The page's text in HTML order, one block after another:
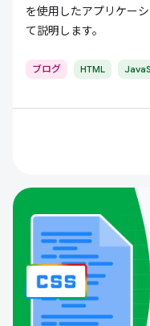
を使用したアプリケー
て説明します。
ブログ HTML